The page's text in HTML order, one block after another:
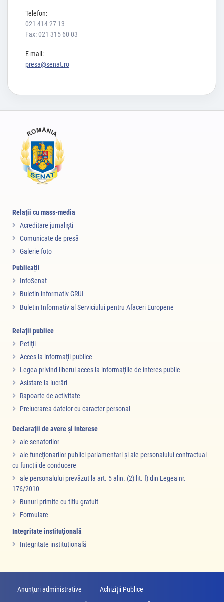
Telefon:
021 414 27 13
Fax: 021 315 60 03
E-mail:
presa@senat.ro
Relaţii cu mass-media
Acreditare jurnalişti
Comunicate de presă
Galerie foto
Publicații
InfoSenat
Buletin informativ GRUI
Buletin Informativ al Serviciului pentru Afaceri Europene
Relaţii publice
Petiţii
Acces la informaţii publice
Legea privind liberul acces la informaţiile de interes public
Asistare la lucrări
Rapoarte de activitate
Prelucrarea datelor cu caracter personal
Declaraţii de avere şi interese
ale senatorilor
ale funcţionarilor publici parlamentari şi ale personalului contractual
cu funcţii de conducere
ale personalului prevăzut la art. 5 alin. (2) lit. f) din Legea nr.
176/2010
Bunuri primite cu titlu gratuit
Formulare
Integritate instituţională
Integritate instituţională
Anunțuri administrative
Achiziții Publice